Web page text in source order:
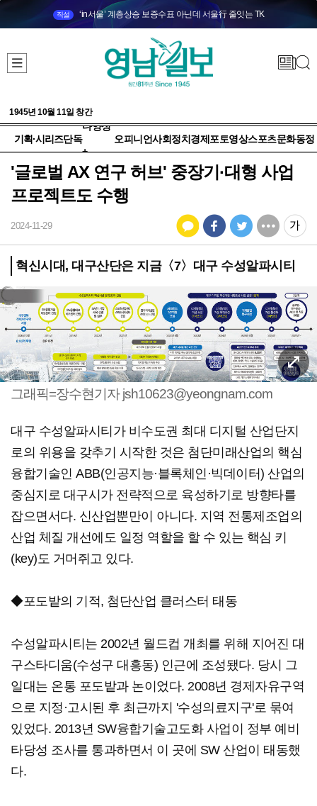
직설 ‘in서울’ 계층상승 보증수표 아닌데 서울行 줄잇는 TK
1945년 10월 11일 창간
기획·시리즈단독
다양성
+
오피니언사회정치 경제 포토영상스포츠문화동정
'글로벌 AX 연구 허브' 중장기·대형 사업
프로젝트도 수행
2024-11-29
혁신시대, 대구산단은 지금〈7〉대구 수성알파시티
그래픽=장수현기자 jsh10623@yeongnam.com
대구 수성알파시티가 비수도권 최대 디지털 산업단지
로의 위용을 갖추기 시작한 것은 첨단미래산업의 핵심
융합기술인 ABB(인공지능·블록체인·빅데이터) 산업의
중심지로 대구시가 전략적으로 육성하기로 방향타를
잡으면서다. 신산업뿐만이 아니다. 지역 전통제조업의
산업 체질 개선에도 일정 역할을 할 수 있는 핵심 키
(key)도 거머쥐고 있다.
◆포도밭의 기적, 첨단산업 클러스터 태동
수성알파시티는 2002년 월드컵 개최를 위해 지어진 대
구스타디움(수성구 대흥동) 인근에 조성됐다. 당시 그
일대는 온통 포도밭과 논이었다. 2008년 경제자유구역
으로 지정·고시된 후 최근까지 '수성의료지구'로 묶여
있었다. 2013년 SW융합기술고도화 사업이 정부 예비
타당성 조사를 통과하면서 이 곳에 SW 산업이 태동했
다.